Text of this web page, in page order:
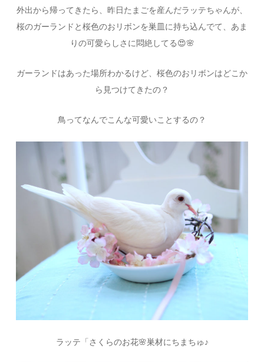
外出から帰ってきたら、昨日たまごを産んだラッテちゃんが、
桜のガーランドと桜色のおリボンを巣皿に持ち込んでて、あま
りの可愛らしさに悶絶してる😍🌸
ガーランドはあった場所わかるけど、桜色のおリボンはどこか
ら見つけてきたの？
鳥ってなんでこんな可愛いことするの？
ラッテ「さくらのお花🌸巣材にちまちゅ♪